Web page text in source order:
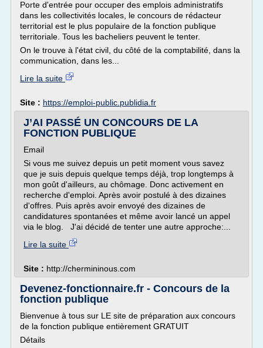
Porte d'entrée pour occuper des emplois administratifs
dans les collectivités locales, le concours de rédacteur
territorial est le plus populaire de la fonction publique
territoriale. Tous les bacheliers peuvent le tenter.
On le trouve à l'état civil, du côté de la comptabilité, dans la
communication, dans les...
Lire la suite
Site : https://emploi-public.publidia.fr
J’AI PASSÉ UN CONCOURS DE LA
FONCTION PUBLIQUE
Email
Si vous me suivez depuis un petit moment vous savez
que je suis depuis quelque temps déjà, trop longtemps à
mon goût d'ailleurs, au chômage. Donc activement en
recherche d'emploi. Après avoir postulé à des dizaines
d'offres. Puis après avoir envoyé des dizaines de
candidatures spontanées et même avoir lancé un appel
via le blog. J'ai décidé de tenter une autre approche:...
Lire la suite
Site : http://chermininous.com
Devenez-fonctionnaire.fr - Concours de la
fonction publique
Bienvenue à tous sur LE site de préparation aux concours
de la fonction publique entièrement GRATUIT
Détails